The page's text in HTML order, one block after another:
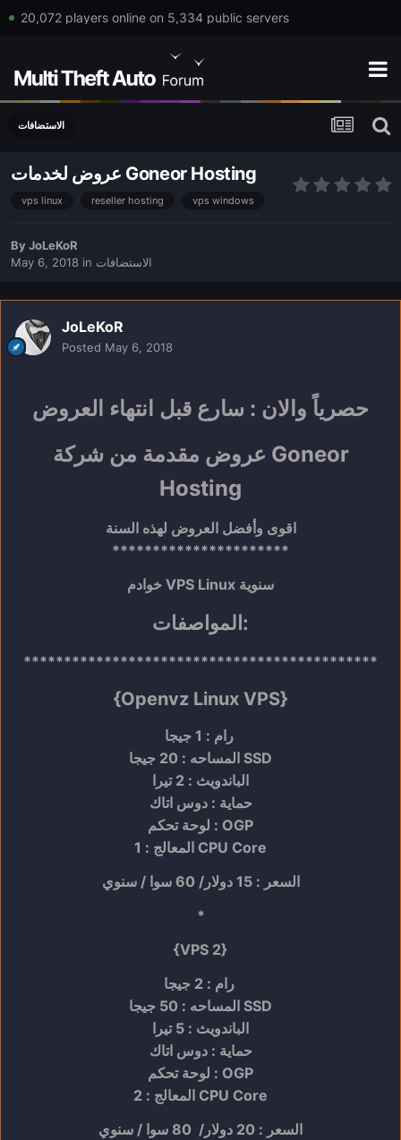
20,072 players online on 5,334 public servers
الاستضافات
عروض لخدمات Goneor Hosting
vps linux reseller hosting vps windows
By JoLeKoR
May 6, 2018 in الاستضافات
JoLeKoR
Posted May 6, 2018
حصرياً والان : سارع قبل انتهاء العروض
عروض مقدمة من شركة Goneor
Hosting
اقوى وأفضل العروض لهذه السنة
**********************
خوادم VPS Linux سنوية
المواصفات:
********************************************
{Openvz Linux VPS}
رام : 1 جيجا
المساحه : 20 جيجا SSD
الباندويث : 2 تيرا
حماية : دوس اتاك
لوحة تحكم : OGP
المعالج : 1 CPU Core
السعر : 15 دولار/ 60 سوا / سنوي
*
{VPS 2}
رام : 2 جيجا
المساحه : 50 جيجا SSD
الباندويث : 5 تيرا
حماية : دوس اتاك
لوحة تحكم : OGP
المعالج : 2 CPU Core
السعر : 20 دولار/ 80 سوا / سنوي